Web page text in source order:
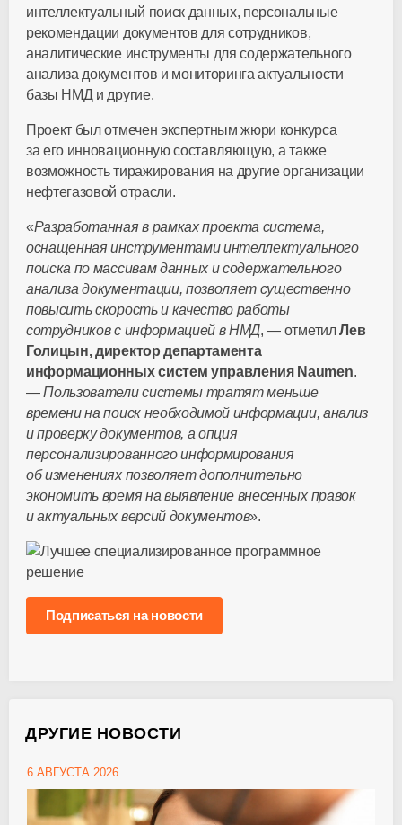
интеллектуальный поиск данных, персональные
рекомендации документов для сотрудников,
аналитические инструменты для содержательного
анализа документов и мониторинга актуальности
базы НМД и другие.
Проект был отмечен экспертным жюри конкурса
за его инновационную составляющую, а также
возможность тиражирования на другие организации
нефтегазовой отрасли.
«Разработанная в рамках проекта система,
оснащенная инструментами интеллектуального
поиска по массивам данных и содержательного
анализа документации, позволяет существенно
повысить скорость и качество работы
сотрудников с информацией в НМД, — отметилЛев
Голицын, директор департамента
информационных систем управления Naumen.
—Пользователи системы тратят меньше
времени на поиск необходимой информации, анализ
и проверку документов, а опция
персонализированного информирования
об изменениях позволяет дополнительно
экономить время на выявление внесенных правок
и актуальных версий документов».
Подписаться на новости
ДРУГИЕ НОВОСТИ
6 АВГУСТА 2026